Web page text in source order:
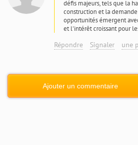
défis majeurs, tels que la
construction et la
opportunités émergent
et l'intérêt croissant pour
Répondre Signaler une
Ajouter un commentaire